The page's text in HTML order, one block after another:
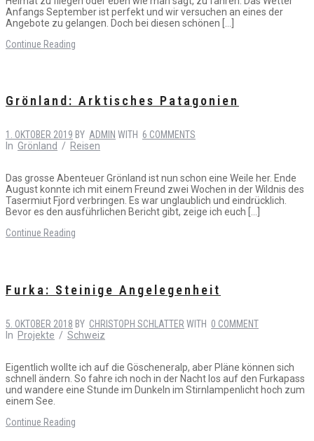
Anfangs September ist perfekt und wir versuchen an eines der
Angebote zu gelangen. Doch bei diesen schönen […]
Continue Reading
Grönland: Arktisches Patagonien
1. OKTOBER 2019 BY ADMIN WITH 6 COMMENTS
In Grönland / Reisen
Das grosse Abenteuer Grönland ist nun schon eine Weile her. Ende
August konnte ich mit einem Freund zwei Wochen in der Wildnis des
Tasermiut Fjord verbringen. Es war unglaublich und eindrücklich.
Bevor es den ausführlichen Bericht gibt, zeige ich euch […]
Continue Reading
Furka: Steinige Angelegenheit
5. OKTOBER 2018 BY CHRISTOPH SCHLATTER WITH 0 COMMENT
In Projekte / Schweiz
Eigentlich wollte ich auf die Göscheneralp, aber Pläne können sich
schnell ändern. So fahre ich noch in der Nacht los auf den Furkapass
und wandere eine Stunde im Dunkeln im Stirnlampenlicht hoch zum
einem See.
Continue Reading